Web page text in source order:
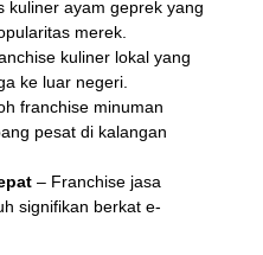
kuliner ayam geprek yang
merek.
kuliner lokal yang
ke luar negeri.
franchise minuman
pesat di kalangan
– Franchise jasa
signifikan berkat e-